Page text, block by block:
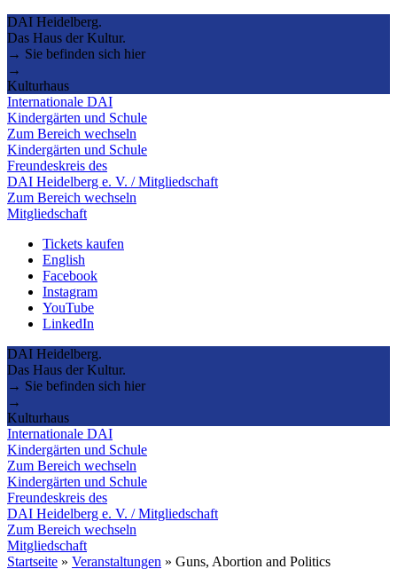
DAI Heidelberg.
Das Haus der Kultur.
→ Sie befinden sich hier
→
Kulturhaus
Internationale DAI
Kindergärten und Schule
Zum Bereich wechseln
Kindergärten und Schule
Freundeskreis des
DAI Heidelberg e. V. / Mitgliedschaft
Zum Bereich wechseln
Mitgliedschaft
Tickets kaufen
English
Facebook
Instagram
YouTube
LinkedIn
DAI Heidelberg.
Das Haus der Kultur.
→ Sie befinden sich hier
→
Kulturhaus
Internationale DAI
Kindergärten und Schule
Zum Bereich wechseln
Kindergärten und Schule
Freundeskreis des
DAI Heidelberg e. V. / Mitgliedschaft
Zum Bereich wechseln
Mitgliedschaft
Startseite » Veranstaltungen » Guns, Abortion and Politics